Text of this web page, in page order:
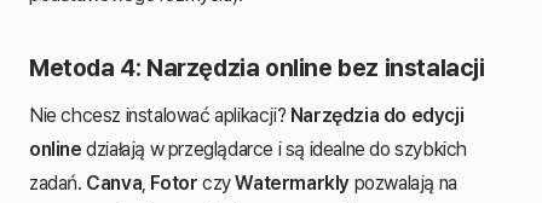
Metoda 4: Narzędzia online bez instalacji
Nie chcesz instalować aplikacji? Narzędzia do edycji
online działają w przeglądarce i są idealne do szybkich
zadań. Canva, Fotor czyWatermarkly pozwalają na